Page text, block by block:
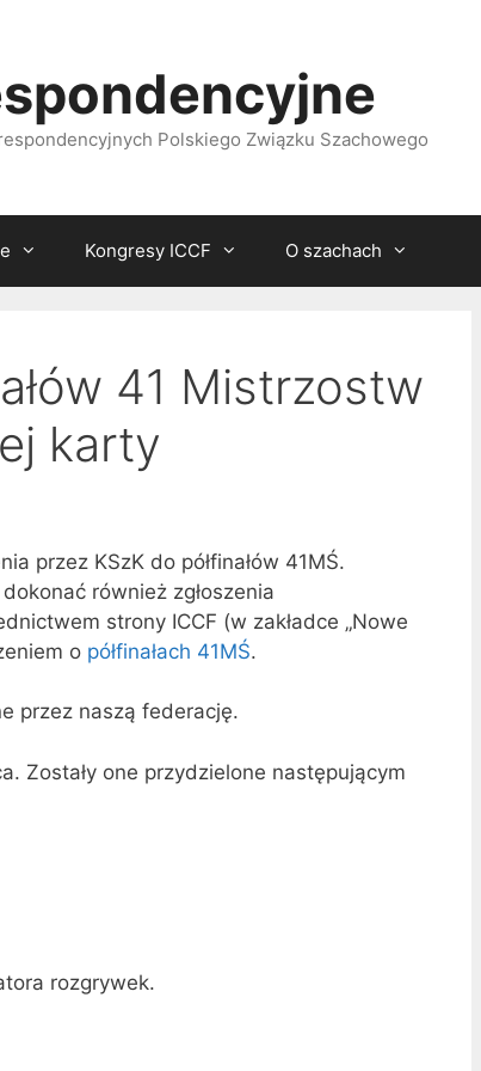
Polskiego Związku Szachowego
Kongresy ICCF O szachach
41 Mistrzostw
karty
przez KSzK do półfinałów 41MŚ.
również zgłoszenia
strony ICCF (w zakładce „Nowe
o półfinałach 41MŚ.
przez naszą federację.
Zostały one przydzielone następującym
rozgrywek.